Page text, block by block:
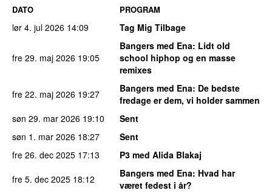
DATO PROGRAM
lør 4. jul 2026 14:09 Tag Mig Tilbage
fre 29. maj 2026 19:05
Bangers med Ena: Lidt old
school hiphop og en masse
remixes
fre 22. maj 2026 19:27 Bangers med Ena: De bedste
fredage er dem, vi holder sammen
søn 29. mar 2026 19:10
Sent
søn 1. mar 2026 18:27
Sent
fre 26. dec 2025 17:13
P3 med Alida Blakaj
fre 5. dec 2025 18:12 Bangers med Ena: Hvad har
været fedest i år?